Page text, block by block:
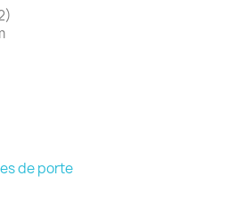
de porte